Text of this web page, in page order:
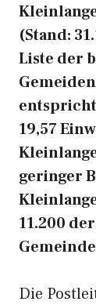
(Stand:
Liste der
19,57
geringer
11.200
Die